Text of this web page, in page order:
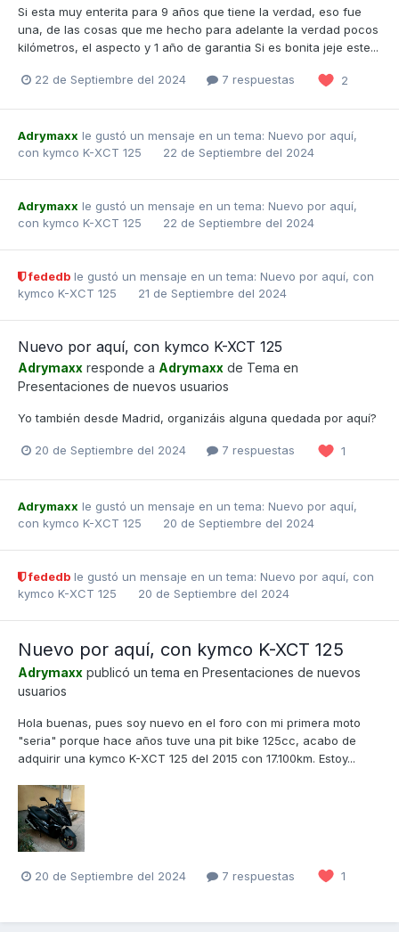
Si esta muy enterita para 9 años que tiene la verdad, eso fue
una, de las cosas que me hecho para adelante la verdad pocos
kilómetros, el aspecto y 1 año de garantia Si es bonita jeje este...
22 de Septiembre del 2024 7 respuestas 2
Adrymaxx le gustó un mensaje en un tema: Nuevo por aquí,
con kymco K-XCT 125
22 de Septiembre del 2024
Adrymaxx le gustó un mensaje en un tema: Nuevo por aquí,
con kymco K-XCT 125
22 de Septiembre del 2024
fededb le gustó un mensaje en un tema: Nuevo por aquí, con
kymco K-XCT 125
21 de Septiembre del 2024
Nuevo por aquí, con kymco K-XCT 125
Adrymaxx responde a Adrymaxx de Tema en
Presentaciones de nuevos usuarios
Yo también desde Madrid, organizáis alguna quedada por aquí?
20 de Septiembre del 2024 7 respuestas 1
Adrymaxx le gustó un mensaje en un tema: Nuevo por aquí,
con kymco K-XCT 125
20 de Septiembre del 2024
fededb le gustó un mensaje en un tema: Nuevo por aquí, con
kymco K-XCT 125
20 de Septiembre del 2024
Nuevo por aquí, con kymco K-XCT 125
Adrymaxx publicó un tema en Presentaciones de nuevos
usuarios
Hola buenas, pues soy nuevo en el foro con mi primera moto
"seria" porque hace años tuve una pit bike 125cc, acabo de
adquirir una kymco K-XCT 125 del 2015 con 17.100km. Estoy...
20 de Septiembre del 2024 7 respuestas 1